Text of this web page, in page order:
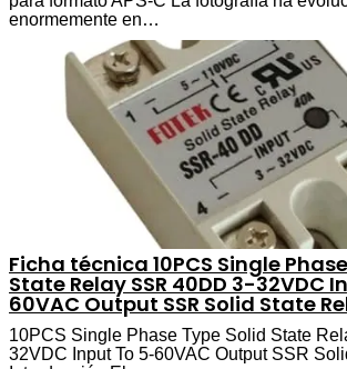
enormemente en…
Ficha técnica 10PCS Single
State Relay SSR 40DD 3-32VDC
60VAC Output SSR Solid State
10PCS Single Phase Type Solid State
32VDC Input To 5-60VAC Output SSR